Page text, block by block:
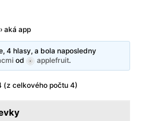
› aká app
4 hlasy, a bola naposledny
od applefruit.
(z celkového počtu 4)